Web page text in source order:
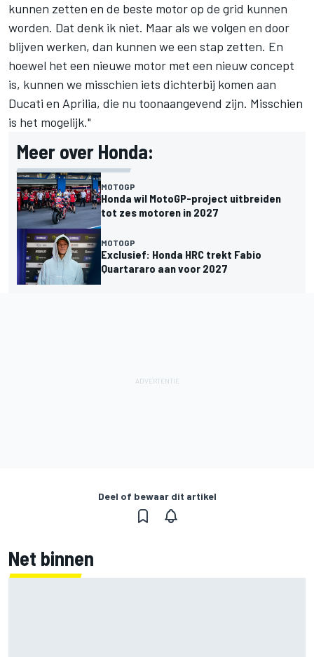
kunnen zetten en de beste motor op de grid kunnen
worden. Dat denk ik niet. Maar als we volgen en door
blijven werken, dan kunnen we een stap zetten. En
hoewel het een nieuwe motor met een nieuw concept
is, kunnen we misschien iets dichterbij komen aan
Ducati en Aprilia, die nu toonaangevend zijn. Misschien
is het mogelijk."
Meer over Honda:
MOTOGP
Honda wil MotoGP-project uitbreiden
tot zes motoren in 2027
MOTOGP
Exclusief: Honda HRC trekt Fabio
Quartararo aan voor 2027
Deel of bewaar dit artikel
Net binnen